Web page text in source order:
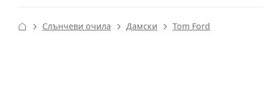
Слънчеви очила Дамски Tom Ford